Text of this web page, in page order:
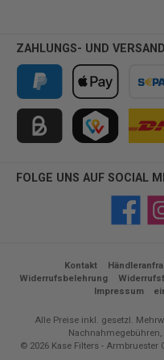
ZAHLUNGS- UND
PayPal Apple Pay
FOLGE UNS AUF SOCIAL
Facebook
Kontakt
Widerrufsbelehrung
Impressum
Alle Preise inkl. gesetzl.
© 2026 Kase Filters - Armbruester